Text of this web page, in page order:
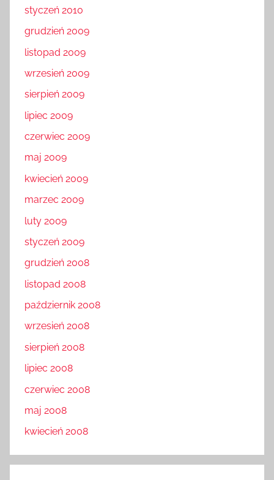
styczeń 2010
grudzień 2009
listopad 2009
wrzesień 2009
sierpień 2009
lipiec 2009
czerwiec 2009
maj 2009
kwiecień 2009
marzec 2009
luty 2009
styczeń 2009
grudzień 2008
listopad 2008
październik 2008
wrzesień 2008
sierpień 2008
lipiec 2008
czerwiec 2008
maj 2008
kwiecień 2008